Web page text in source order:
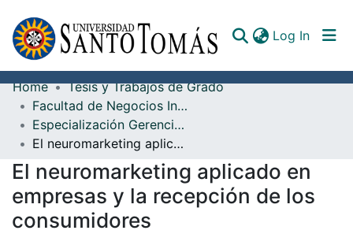
Log In
Communities & Collections
All of DSpace
Documents
Home
Tesis y Trabajos de Grado
Facultad de Negocios Internacionales
Especialización Gerencia Empresarial
El neuromarketing aplicado en empresas y la recepción de los consumidores
El neuromarketing aplicado en
empresas y la recepción de los
consumidores